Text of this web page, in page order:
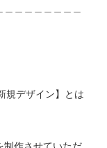
規デザイン】とは